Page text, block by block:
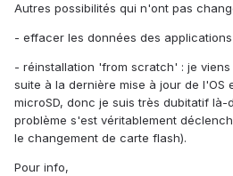
Autres possibilités qui n'ont pas
- effacer les données des
- réinstallation 'from scratch' : je
suite à la dernière mise à jour de l'OS
microSD, donc je suis très dubitatif là-
problème s'est véritablement
le changement de carte flash).
Pour info,